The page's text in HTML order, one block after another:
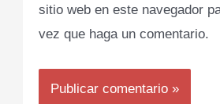
sitio web en este navegador
vez que haga un comentario.